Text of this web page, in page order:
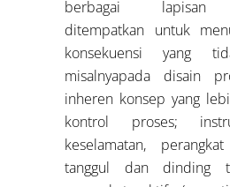
berbagai lapisan
ditempatkan untuk
konsekuensi yang
misalnyapada disain
inheren konsep yang
kontrol proses;
keselamatan,
tanggul dan dinding